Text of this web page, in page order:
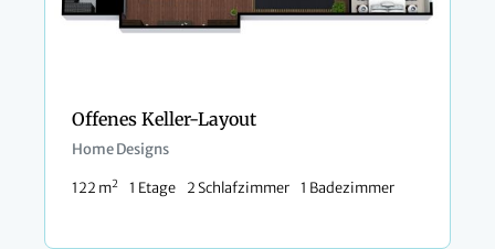
Offenes Keller-Layout
Home Designs
122 m2 1 Etage 2 Schlafzimmer 1 Badezimmer